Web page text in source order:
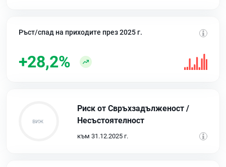
Ръст/спад на приходите през 2025 г.
+28,2%
Риск от Свръхзадълженост /
Несъстоятелност
към 31.12.2025 г.